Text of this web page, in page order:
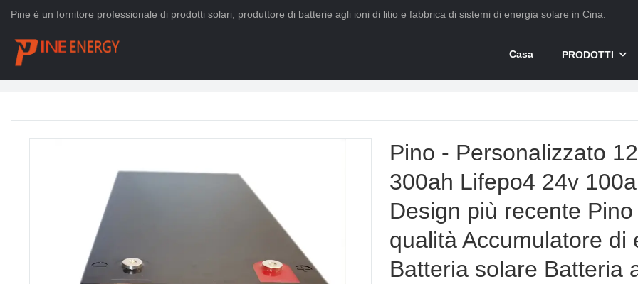
Pine è un fornitore professionale di prodotti solari, produttore di batterie agli ioni di litio e fabbrica di sistemi di energia solare in Cina.
Casa PRODOTTI
Pino - Personalizzato
300ah Lifepo4 24v
Design più recente
qualità Accumulatore di
Batteria solare Batteria